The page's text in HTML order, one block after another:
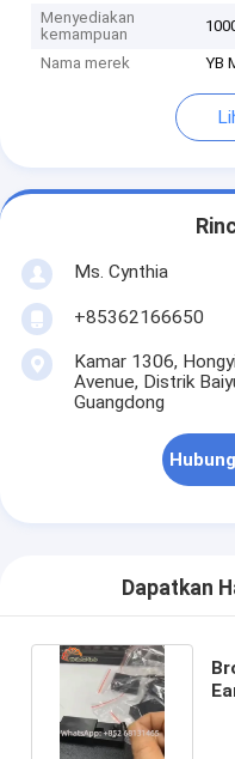
Menyediakan
kemampuan
Nama merek YB
Ms. Cynthia
‪+85362166650‬
Kamar 1306,
Avenue, Distrik
Guangdong
Dapatkan